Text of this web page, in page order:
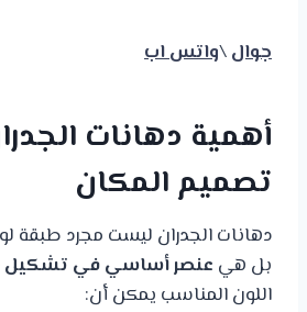
جوال\واتس اب
أهمية دهانات
تصميم المكان
دهانات الجدران ليست مجرد طبقة
بل هي عنصر أساسي في تشكيل
اللون المناسب يمكن أن: